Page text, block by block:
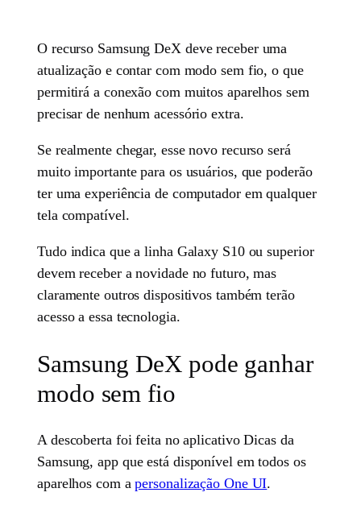
O recurso Samsung DeX deve receber uma
atualização e contar com modo sem fio, o que
permitirá a conexão com muitos aparelhos sem
precisar de nenhum acessório extra.
Se realmente chegar, esse novo recurso será
muito importante para os usuários, que poderão
ter uma experiência de computador em qualquer
tela compatível.
Tudo indica que a linha Galaxy S10 ou superior
devem receber a novidade no futuro, mas
claramente outros dispositivos também terão
acesso a essa tecnologia.
Samsung DeX pode ganhar
modo sem fio
A descoberta foi feita no aplicativo Dicas da
Samsung, app que está disponível em todos os
aparelhos com apersonalização One UI.